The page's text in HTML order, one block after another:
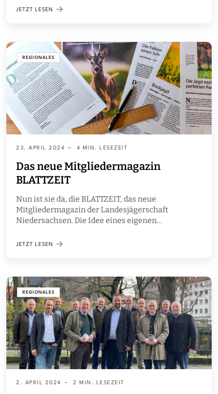
JETZT LESEN
REGIONALES
23. APRIL 2024 4 MIN. LESEZEIT
Das neue Mitgliedermagazin
BLATTZEIT
Nun ist sie da, die BLATTZEIT, das neue
Mitgliedermagazin der Landesjägerschaft
Niedersachsen. Die Idee eines eigenen
Vergangenheit häufiger auf. Wirklich fassbar und
JETZT LESEN
REGIONALES
2. APRIL 2024 2 MIN. LESEZEIT